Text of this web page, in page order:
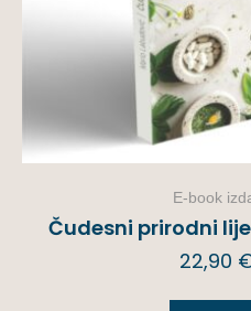
E-book
Čudesni prirodni
22,90